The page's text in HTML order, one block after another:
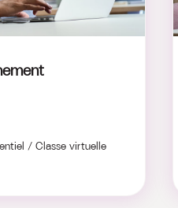
/ Classe virtuelle